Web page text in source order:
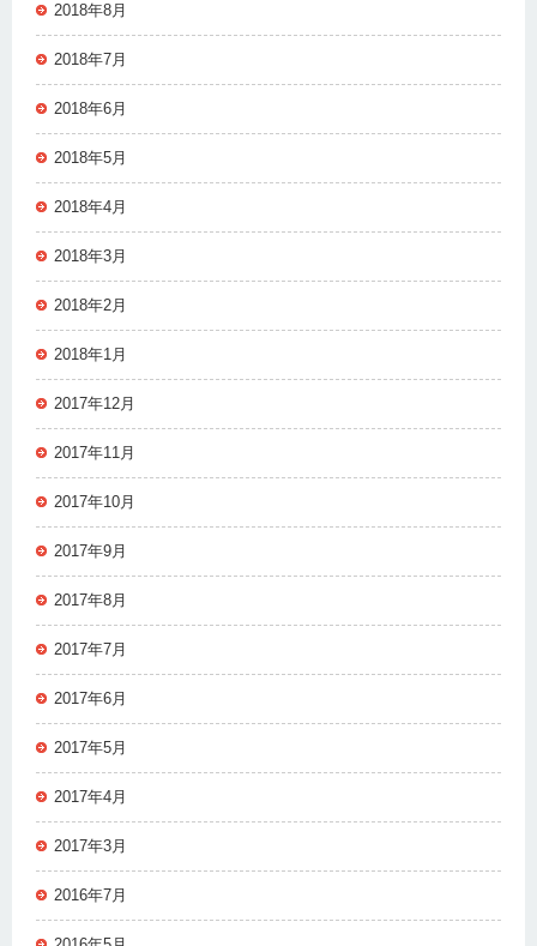
2018年8月
2018年7月
2018年6月
2018年5月
2018年4月
2018年3月
2018年2月
2018年1月
2017年12月
2017年11月
2017年10月
2017年9月
2017年8月
2017年7月
2017年6月
2017年5月
2017年4月
2017年3月
2016年7月